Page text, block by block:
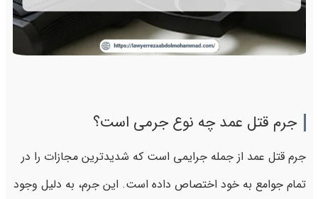
جرم قتل عمد چه نوع جرمی است؟
جرم قتل عمد از جمله جرایمی است که شدیدترین مجازات را در
تمام جوامع به خود اختصاص داده است. این جرم، به دلیل وجود